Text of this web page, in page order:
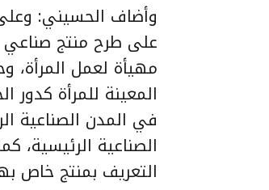
وأضاف الحسيني:
على طرح منتج صناعي
مهيأة لعمل المرأة،
المعينة للمرأة كدور
الصناعية الرئيسية،
التعريف بمنتج خاص